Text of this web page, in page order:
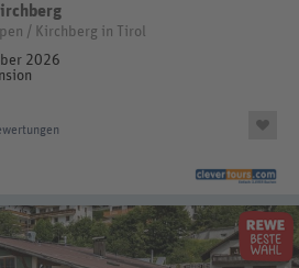
/ Kirchberg in Tirol
2026